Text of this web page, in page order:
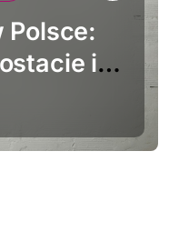
Polsce:
i